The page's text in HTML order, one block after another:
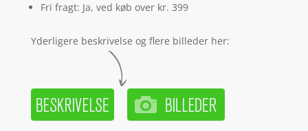
Fri fragt: Ja, ved køb over kr. 399
Yderligere beskrivelse og flere billeder her: